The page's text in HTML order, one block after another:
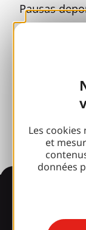
Les
et
données
Pausas
100% Club
Brive 100%
Sala de